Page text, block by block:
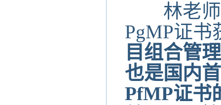
林老师
PgMP证书
目组合管
也是国内
PfMP证书